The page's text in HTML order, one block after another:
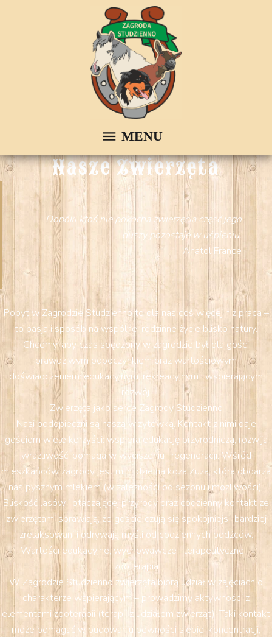
Nasze Zwierzęta
Dopóki ktoś nie pokocha zwierzęcia część jego
duszy pozostaje w uśpieniu.
Anatol France
Pobyt w Zagrodzie Studzienno to dla nas coś więcej niż praca –
to pasja i sposób na wspólne, rodzinne życie blisko natury.
Chcemy, aby czas spędzony w zagrodzie był dla gości
prawdziwym odpoczynkiem oraz wartościowym
doświadczeniem: edukacyjnym, rekreacyjnym i wspierającym
rozwój.
Zwierzęta jako serce Zagrody Studzienno
Nasi podopieczni są naszą wizytówką. Kontakt z nimi daje
gościom wiele korzyści: wspiera edukację przyrodniczą, rozwija
wrażliwość, pomaga w wyciszeniu i regeneracji. Wśród
mieszkańców zagrody jest m.in. dzielna koza Zuza, która obdarza
nas pysznym mlekiem (w zależności od sezonu i możliwości).
Bliskość lasów i otaczającej przyrody oraz codzienny kontakt ze
zwierzętami sprawiają, że goście czują się spokojniejsi, bardziej
zrelaksowani i odrywają myśli od codziennych bodźców.
Wartości edukacyjne, wychowawcze i terapeutyczne –
zooterapia
W Zagrodzie Studzienno zwierzęta biorą udział w zajęciach o
charakterze wspierającym – prowadzimy aktywności z
elementami zooterapii (terapii z udziałem zwierząt). Taki kontakt
może pomagać w budowaniu pewności siebie, koncentracji,